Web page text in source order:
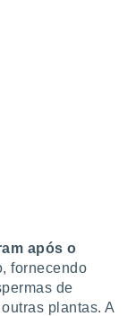
após o
fornecendo
de
plantas. A